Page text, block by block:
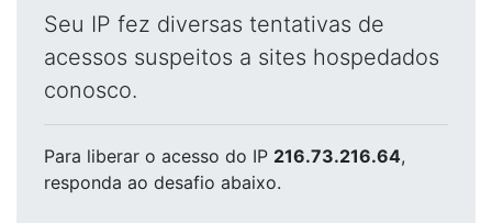
Seu IP fez diversas tentativas de
acessos suspeitos a sites hospedados
conosco.
Para liberar o acesso do IP 216.73.216.64,
responda ao desafio abaixo.